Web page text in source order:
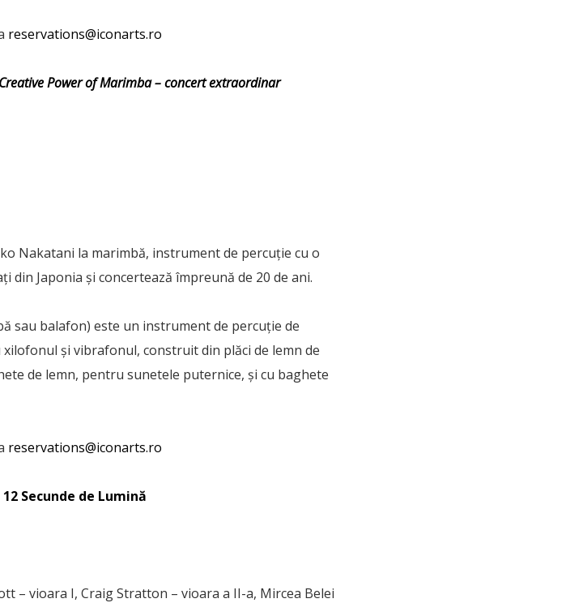
reservations@iconarts.ro
Power of Marimba – concert extraordinar
Nakatani la marimbă, instrument de percuție cu o
Japonia și concertează împreună de 20 de ani.
sau balafon) este un instrument de percuție de
și vibrafonul, construit din plăci de lemn de
de lemn, pentru sunetele puternice, și cu baghete
reservations@iconarts.ro
Secunde de Lumină
– vioara I, Craig Stratton – vioara a II-a, Mircea Belei